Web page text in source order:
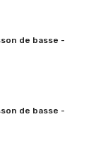
de basse -
de basse -